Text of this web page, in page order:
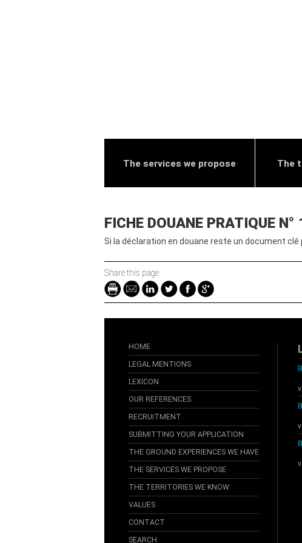
The services we propose The
FICHE DOUANE PRATIQUE
Si la déclaration en douane reste un document
Share this page
HOME
LEGAL MENTIONS
LEXICON
OUR REFERENCES
RECRUITMENT
SUBMITTING YOUR APPLICATION
THE GROUND EXPERIENCES WE HAVE
THE SERVICES WE PROPOSE
THE TERRITORIES WE KNOW
VALUES
CONTACT
SEARCH